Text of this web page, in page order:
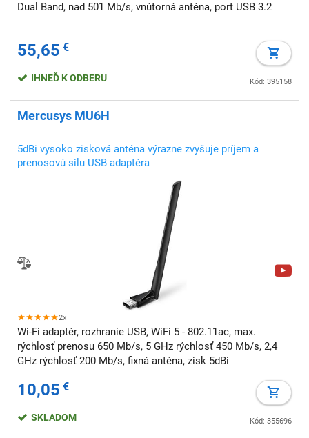
Dual Band, nad 501 Mb/s, vnútorná anténa, port USB 3.2
55,65 €
Kód: 395158
IHNEĎ K ODBERU
Mercusys MU6H
5dBi vysoko zisková anténa výrazne zvyšuje príjem a
prenosovú silu USB adaptéra
2x
Wi-Fi adaptér, rozhranie USB, WiFi 5 - 802.11ac, max.
rýchlosť prenosu 650 Mb/s, 5 GHz rýchlosť 450 Mb/s, 2,4
GHz rýchlosť 200 Mb/s, fixná anténa, zisk 5dBi
10,05 €
Kód: 355696
SKLADOM